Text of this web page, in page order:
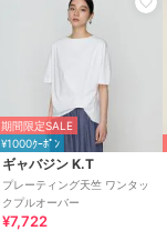
期間限定SALE
¥1000ｸｰﾎﾟﾝ
ギャバジン K.T
プレーティング天竺 ワンタッ
クプルオーバー
¥7,722